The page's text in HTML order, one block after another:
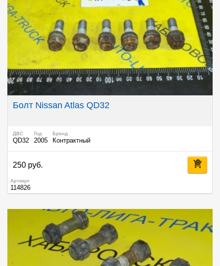
Болт Nissan Atlas QD32
ДВС
QD32
Год
2005
Бренд
Контрактный
250 руб.
Артикул
114826